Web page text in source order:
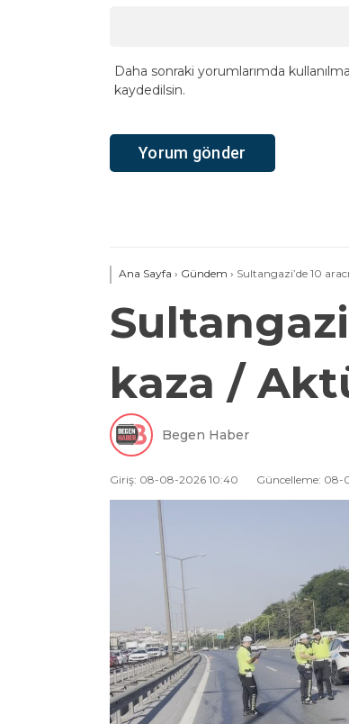
Daha sonraki yorumlarımda
kaydedilsin.
Ana Sayfa › Gündem › Sultangazi’de 10
kaza /
Begen Haber
Giriş: 08-08-2026 10:40 Güncelleme: 08-